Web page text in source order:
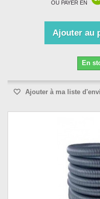
OU PAYER EN
Ajouter au
En
Ajouter à ma liste